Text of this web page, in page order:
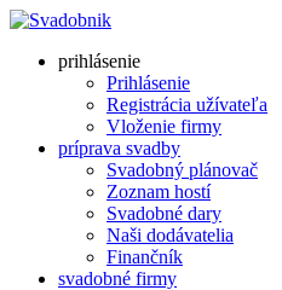
prihlásenie
Prihlásenie
Registrácia užívateľa
Vloženie firmy
príprava svadby
Svadobný plánovač
Zoznam hostí
Svadobné dary
Naši dodávatelia
Finančník
svadobné firmy